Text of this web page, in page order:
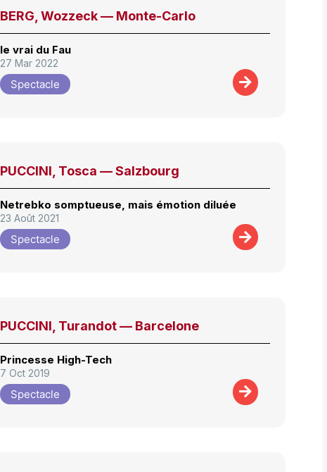
BERG, Wozzeck — Monte-Carlo
le vrai du Fau
27 Mar 2022
Spectacle
PUCCINI, Tosca — Salzbourg
Netrebko somptueuse, mais émotion diluée
23 Août 2021
Spectacle
PUCCINI, Turandot — Barcelone
Princesse High-Tech
7 Oct 2019
Spectacle